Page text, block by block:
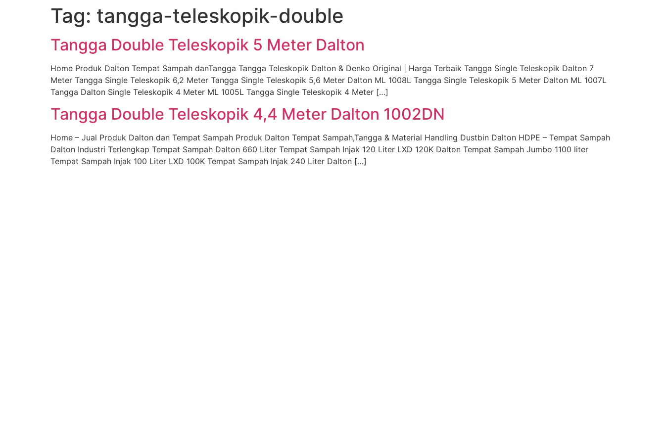
Tag: tangga-teleskopik-double
Tangga Double Teleskopik 5 Meter Dalton
Home Produk Dalton Tempat Sampah danTangga Tangga Teleskopik Dalton & Denko Original | Harga Terbaik Tangga Single Teleskopik Dalton 7
Meter Tangga Single Teleskopik 6,2 Meter Tangga Single Teleskopik 5,6 Meter Dalton ML 1008L Tangga Single Teleskopik 5 Meter Dalton ML 1007L
Tangga Dalton Single Teleskopik 4 Meter ML 1005L Tangga Single Teleskopik 4 Meter […]
Tangga Double Teleskopik 4,4 Meter Dalton 1002DN
Home – Jual Produk Dalton dan Tempat Sampah Produk Dalton Tempat Sampah,Tangga & Material Handling Dustbin Dalton HDPE – Tempat Sampah
Dalton Industri Terlengkap Tempat Sampah Dalton 660 Liter Tempat Sampah Injak 120 Liter LXD 120K Dalton Tempat Sampah Jumbo 1100 liter
Tempat Sampah Injak 100 Liter LXD 100K Tempat Sampah Injak 240 Liter Dalton […]